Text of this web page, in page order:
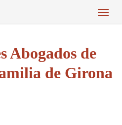
Menu
Abogados de
de Girona